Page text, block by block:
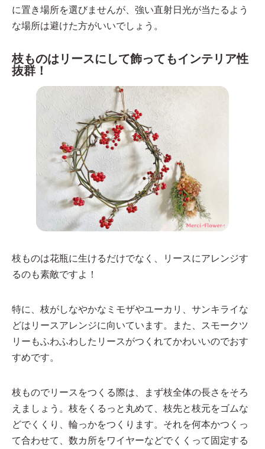
に置き場所を選びませんが、強い直射日光が当たるよう
な場所は避けた方がいいでしょう。
枝ものはリースにして飾ってもインテリア性
抜群！
枝ものは花瓶に生けるだけでなく、リースにアレンジす
るのも素敵ですよ！
特に、枝がしなやかなミモザやユーカリ、サンキライな
どはリースアレンジに向いています。また、スモークツ
リーもふわふわしたリースがつくれてかわいいのでおす
すめです。
枝ものでリースをつくる際は、まず枝全体の長さをそろ
えましょう。枝をくるっと丸めて、枝先と枝元をゴムな
どでくくり、輪っかをつくります。それを何本かつくっ
て合わせて、数カ所をワイヤーなどでくくって固定する